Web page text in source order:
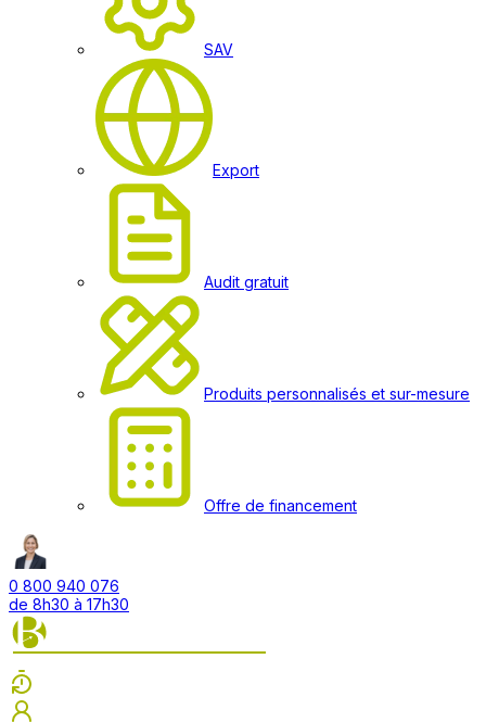
SAV
Export
Audit gratuit
Produits personnalisés et sur-mesure
Offre de financement
0 800 940 076
de 8h30 à 17h30